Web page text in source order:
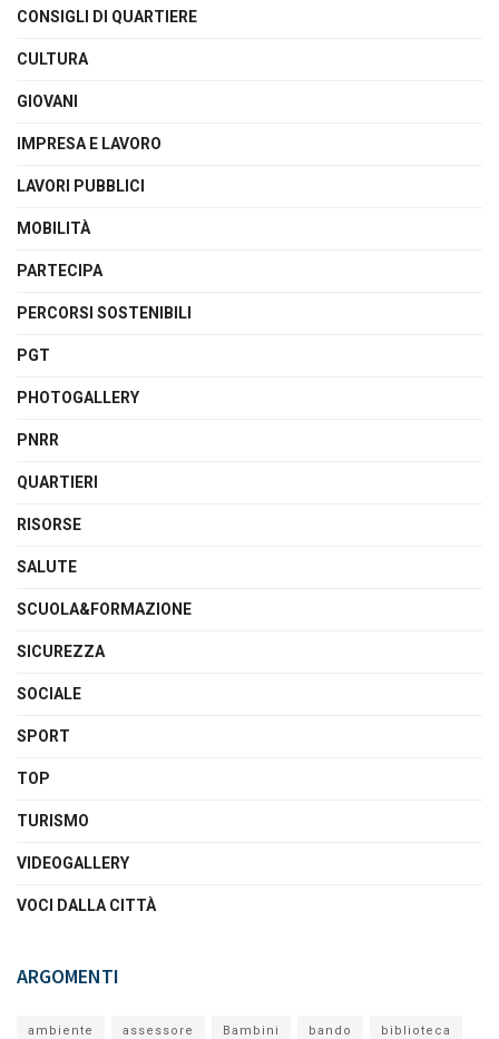
CONSIGLI DI QUARTIERE
CULTURA
GIOVANI
IMPRESA E LAVORO
LAVORI PUBBLICI
MOBILITÀ
PARTECIPA
PERCORSI SOSTENIBILI
PGT
PHOTOGALLERY
PNRR
QUARTIERI
RISORSE
SALUTE
SCUOLA&FORMAZIONE
SICUREZZA
SOCIALE
SPORT
TOP
TURISMO
VIDEOGALLERY
VOCI DALLA CITTÀ
ARGOMENTI
ambiente assessore Bambini bando biblioteca